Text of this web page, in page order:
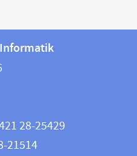
28-25429
21514